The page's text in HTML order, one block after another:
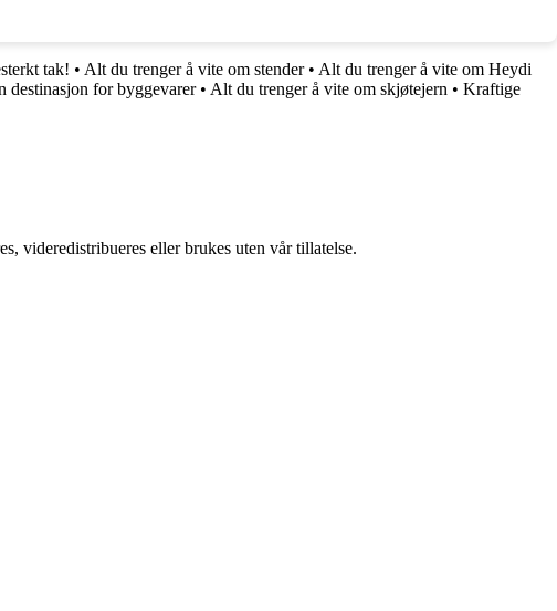
tak! • Alt du trenger å vite om stender• Alt du trenger å vite om Heydi
destinasjon for byggevarer• Alt du trenger å vite om skjøtejern • Kraftige
videredistribueres eller brukes uten vår tillatelse.